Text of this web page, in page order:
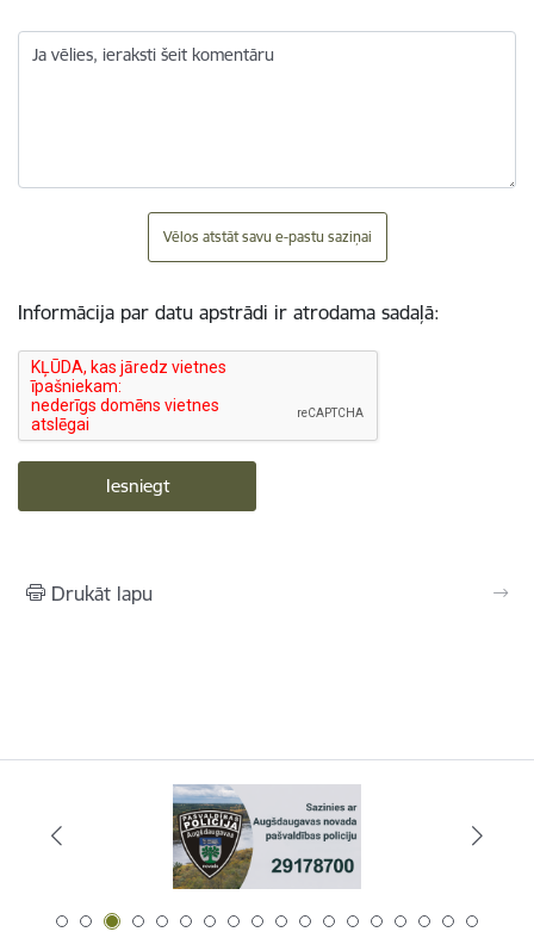
Ja vēlies, ieraksti šeit komentāru
Vēlos atstāt savu e-pastu saziņai
Informācija par datu apstrādi ir atrodama sadaļā:
Drukāt lapu